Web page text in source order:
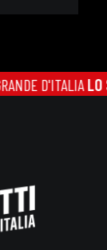
D'ITALIALO